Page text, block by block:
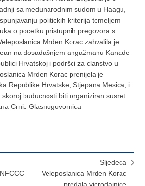
sa medunarodnim sudom u Haagu,
politickih kriterija temeljem
o pocetku pristupnih pregovora s
Mrden Korac zahvalila je
na dosadašnjem angažmanu Kanade
Hrvatskoj i podršci za clanstvo u
Mrden Korac prenijela je
Republike Hrvatske, Stjepana Mesica, i
skoroj buducnosti biti organiziran susret
Crnic Glasnogovornica
Sljedeća
Veleposlanica Mrden Korac
predala vjerodajnice